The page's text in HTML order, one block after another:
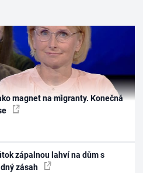
magnet na migranty. Konečná
zápalnou lahví na dům s
zásah